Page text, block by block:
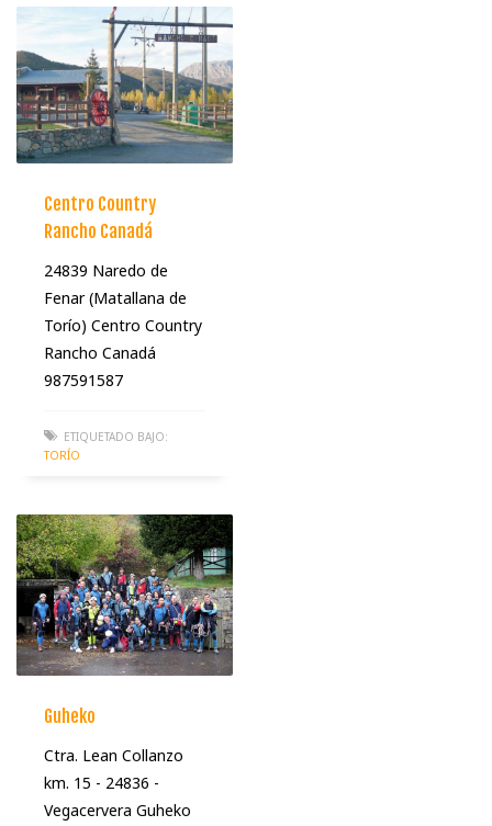
Centro Country
Rancho Canadá
24839 Naredo de
Fenar (Matallana de
Torío) Centro Country
Rancho Canadá
987591587
ETIQUETADO BAJO:
TORÍO
Guheko
Ctra. Lean Collanzo
km. 15 - 24836 -
Vegacervera Guheko